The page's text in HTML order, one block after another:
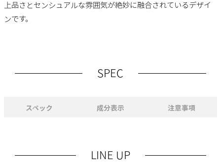
上品さとセンシュアルな雰囲気が絶妙に融合されているデザイ
ンです。
SPEC
スペック 成分表示 注意事項
LINE UP